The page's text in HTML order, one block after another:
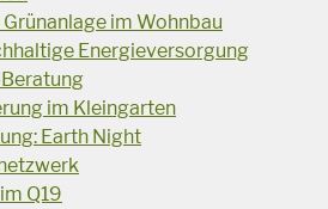
im Wohnbau
Energieversorgung
im Kleingarten
Earth Night
Q19